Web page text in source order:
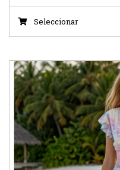
Seleccionar